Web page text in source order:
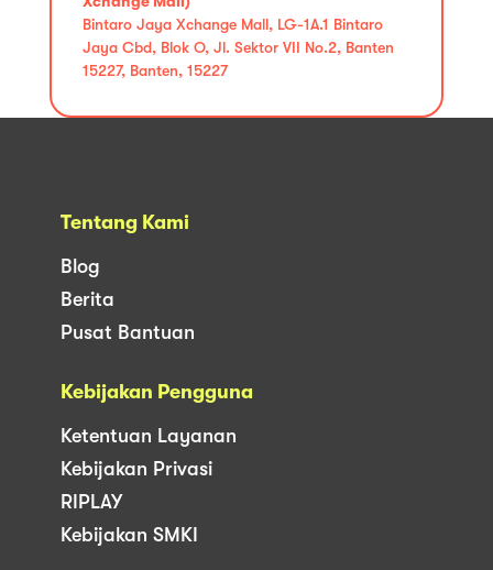
Bintaro Jaya Xchange Mall, LG-1A.1 Bintaro
Jaya Cbd, Blok O, Jl. Sektor VII No.2, Banten
15227, Banten, 15227
Tentang Kami
Blog
Berita
Pusat Bantuan
Kebijakan Pengguna
Ketentuan Layanan
Kebijakan Privasi
RIPLAY
Kebijakan SMKI